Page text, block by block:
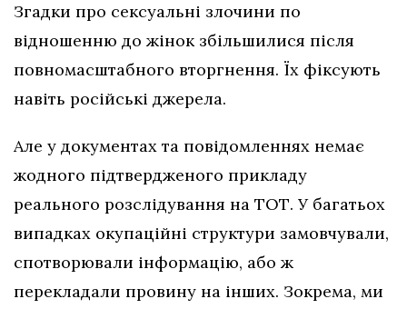
Згадки про сексуальні злочини по
відношенню до жінок збільшилися після
повномасштабного вторгнення. Їх фіксують
навіть російські джерела.
Але у документах та повідомленнях немає
жодного підтвердженого прикладу
реального розслідування на ТОТ. У багатьох
випадках окупаційні структури замовчували,
спотворювали інформацію, або ж
перекладали провину на інших. Зокрема, ми